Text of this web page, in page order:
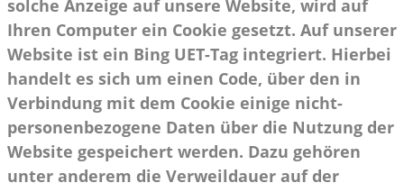
solche Anzeige auf unsere Website, wird auf
Ihren Computer ein Cookie gesetzt. Auf unserer
Website ist ein Bing UET-Tag integriert. Hierbei
handelt es sich um einen Code, über den in
Verbindung mit dem Cookie einige nicht-
personenbezogene Daten über die Nutzung der
Website gespeichert werden. Dazu gehören
unter anderem die Verweildauer auf der